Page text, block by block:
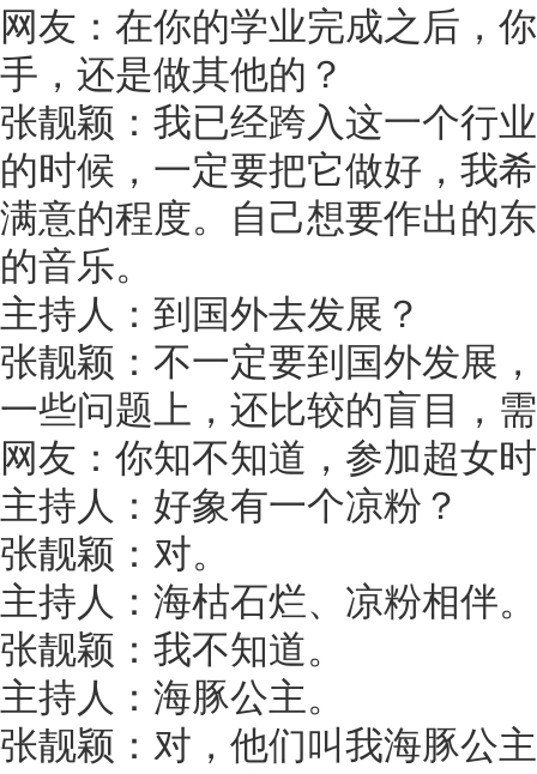
网友：在你的学业完成之后，
手，还是做其他的？
张靓颖：我已经跨入这一个行
的时候，一定要把它做好，我
满意的程度。自己想要作出的
的音乐。
主持人：到国外去发展？
张靓颖：不一定要到国外发展
一些问题上，还比较的盲目，
网友：你知不知道，参加超女
主持人：好象有一个凉粉？
张靓颖：对。
主持人：海枯石烂、凉粉相伴。
张靓颖：我不知道。
主持人：海豚公主。
张靓颖：对，他们叫我海豚公